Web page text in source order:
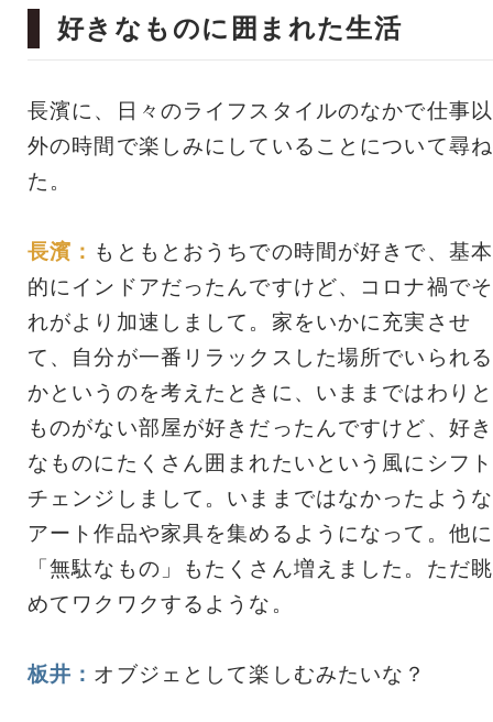
好きなものに囲まれた生活
長濱に、日々のライフスタイルのなかで仕事以
外の時間で楽しみにしていることについて尋ね
た。
長濱： もともとおうちでの時間が好きで、基本
的にインドアだったんですけど、コロナ禍でそ
れがより加速しまして。家をいかに充実させ
て、自分が一番リラックスした場所でいられる
かというのを考えたときに、いままではわりと
ものがない部屋が好きだったんですけど、好き
なものにたくさん囲まれたいという風にシフト
チェンジしまして。いままではなかったような
アート作品や家具を集めるようになって。他に
「無駄なもの」もたくさん増えました。ただ眺
めてワクワクするような。
板井： オブジェとして楽しむみたいな？